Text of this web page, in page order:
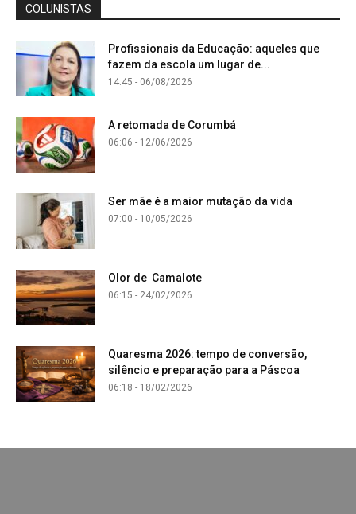
COLUNISTAS
Profissionais da Educação: aqueles que
fazem da escola um lugar de...
14:45 - 06/08/2026
A retomada de Corumbá
06:06 - 12/06/2026
Ser mãe é a maior mutação da vida
07:00 - 10/05/2026
Olor de Camalote
06:15 - 24/02/2026
Quaresma 2026: tempo de conversão,
silêncio e preparação para a Páscoa
06:18 - 18/02/2026